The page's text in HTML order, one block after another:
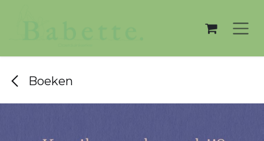
Boeken